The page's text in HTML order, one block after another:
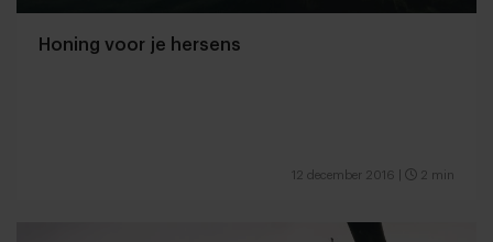
Honing voor je hersens
12 december 2016 2 min